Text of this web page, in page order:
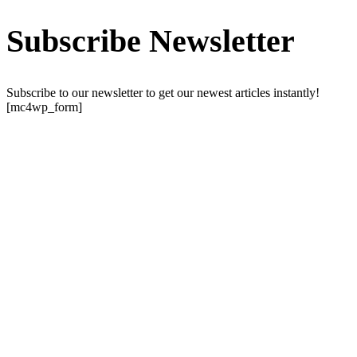
Subscribe Newsletter
Subscribe to our newsletter to get our newest articles instantly!
[mc4wp_form]